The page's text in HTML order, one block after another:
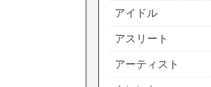
アイドル
アスリート
アーティスト